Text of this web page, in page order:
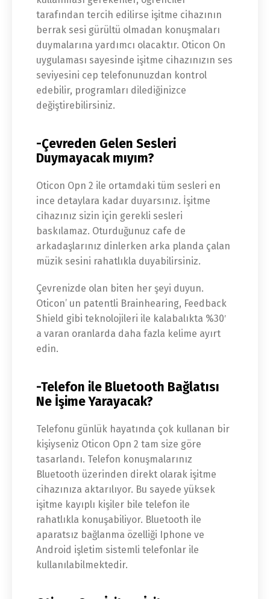
tarafından tercih edilirse işitme cihazının
berrak sesi gürültü olmadan konuşmaları
duymalarına yardımcı olacaktır. Oticon On
uygulaması sayesinde işitme cihazınızın ses
seviyesini cep telefonunuzdan kontrol
edebilir, programları dilediğinizce
değiştirebilirsiniz.
-Çevreden Gelen Sesleri
Duymayacak mıyım?
Oticon Opn 2 ile ortamdaki tüm sesleri en
ince detaylara kadar duyarsınız. İşitme
cihazınız sizin için gerekli sesleri
baskılamaz. Oturduğunuz cafe de
arkadaşlarınız dinlerken arka planda çalan
müzik sesini rahatlıkla duyabilirsiniz.
Çevrenizde olan biten her şeyi duyun.
Oticon’ un patentli Brainhearing, Feedback
Shield gibi teknolojileri ile kalabalıkta %30′
a varan oranlarda daha fazla kelime ayırt
edin.
-Telefon ile Bluetooth Bağlatısı
Ne İşime Yarayacak?
Telefonu günlük hayatında çok kullanan bir
kişiyseniz Oticon Opn 2 tam size göre
tasarlandı. Telefon konuşmalarınız
Bluetooth üzerinden direkt olarak işitme
cihazınıza aktarılıyor. Bu sayede yüksek
işitme kayıplı kişiler bile telefon ile
rahatlıkla konuşabiliyor. Bluetooth ile
aparatsız bağlanma özelliği Iphone ve
Android işletim sistemli telefonlar ile
kullanılabilmektedir.